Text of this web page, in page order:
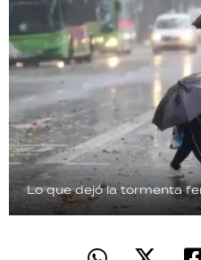
Lo que dejó la tormenta